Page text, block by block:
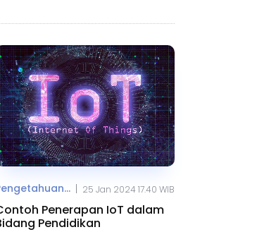
| 25 Jan 2024 17.40 WIB
Penerapan IoT dalam
Pendidikan